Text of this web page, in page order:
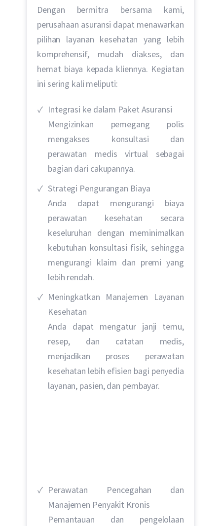
Dengan bermitra bersama kami,
perusahaan asuransi dapat menawarkan
pilihan layanan kesehatan yang lebih
komprehensif, mudah diakses, dan
hemat biaya kepada kliennya. Kegiatan
ini sering kali meliputi:
Integrasi ke dalam Paket Asuransi
Mengizinkan pemegang polis
mengakses konsultasi dan
perawatan medis virtual sebagai
bagian dari cakupannya.
Strategi Pengurangan Biaya
Anda dapat mengurangi biaya
perawatan kesehatan secara
keseluruhan dengan meminimalkan
kebutuhan konsultasi fisik, sehingga
mengurangi klaim dan premi yang
lebih rendah.
Meningkatkan Manajemen Layanan
Kesehatan
Anda dapat mengatur janji temu,
resep, dan catatan medis,
menjadikan proses perawatan
kesehatan lebih efisien bagi penyedia
layanan, pasien, dan pembayar.
Perawatan Pencegahan dan
Manajemen Penyakit Kronis
Pemantauan dan pengelolaan